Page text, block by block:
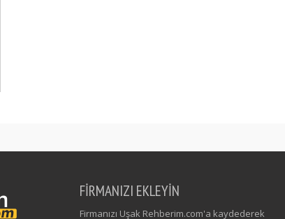
FİRMANIZI EKLEYİN
Firmanızı Uşak Rehberim.com'a kaydederek